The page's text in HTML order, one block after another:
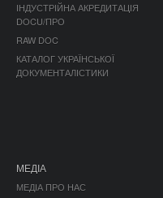
ІНДУСТРІЙНА АКРЕДИТАЦІЯ
DOCU/ПРО
RAW DOC
КАТАЛОГ УКРАЇНСЬКОЇ
ДОКУМЕНТАЛІСТИКИ
МЕДІА
МЕДІА ПРО НАС